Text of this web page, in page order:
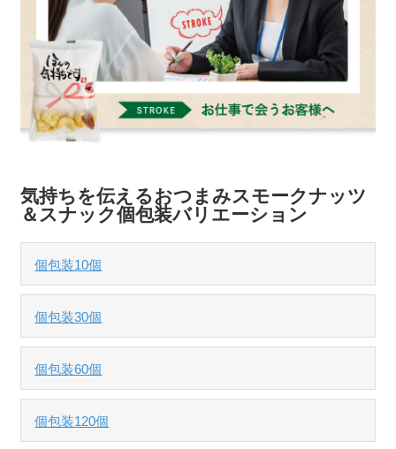
気持ちを伝えるおつまみスモークナッツ
＆スナック個包装バリエーション
個包装10個
個包装30個
個包装60個
個包装120個